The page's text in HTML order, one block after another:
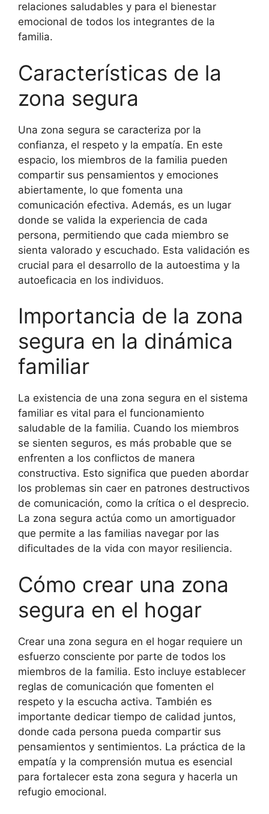
relaciones saludables y para el bienestar
emocional de todos los integrantes de la
familia.
Características de la
zona segura
Una zona segura se caracteriza por la
confianza, el respeto y la empatía. En este
espacio, los miembros de la familia pueden
compartir sus pensamientos y emociones
abiertamente, lo que fomenta una
comunicación efectiva. Además, es un lugar
donde se valida la experiencia de cada
persona, permitiendo que cada miembro se
sienta valorado y escuchado. Esta validación es
crucial para el desarrollo de la autoestima y la
autoeficacia en los individuos.
Importancia de la zona
segura en la dinámica
familiar
La existencia de una zona segura en el sistema
familiar es vital para el funcionamiento
saludable de la familia. Cuando los miembros
se sienten seguros, es más probable que se
enfrenten a los conflictos de manera
constructiva. Esto significa que pueden abordar
los problemas sin caer en patrones destructivos
de comunicación, como la crítica o el desprecio.
La zona segura actúa como un amortiguador
que permite a las familias navegar por las
dificultades de la vida con mayor resiliencia.
Cómo crear una zona
segura en el hogar
Crear una zona segura en el hogar requiere un
esfuerzo consciente por parte de todos los
miembros de la familia. Esto incluye establecer
reglas de comunicación que fomenten el
respeto y la escucha activa. También es
importante dedicar tiempo de calidad juntos,
donde cada persona pueda compartir sus
pensamientos y sentimientos. La práctica de la
empatía y la comprensión mutua es esencial
para fortalecer esta zona segura y hacerla un
refugio emocional.